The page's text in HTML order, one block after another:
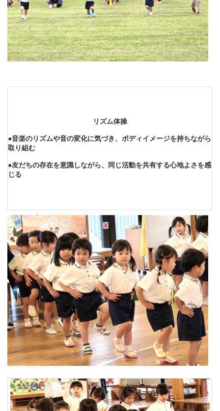
リズム体操
●音楽のリズムや音の変化に気づき、ボディイメージを持ちながら
取り組む
●友だちの存在を意識しながら、同じ活動を共有する心地よさを感
じる